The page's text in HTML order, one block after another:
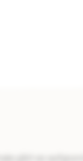
gibt es